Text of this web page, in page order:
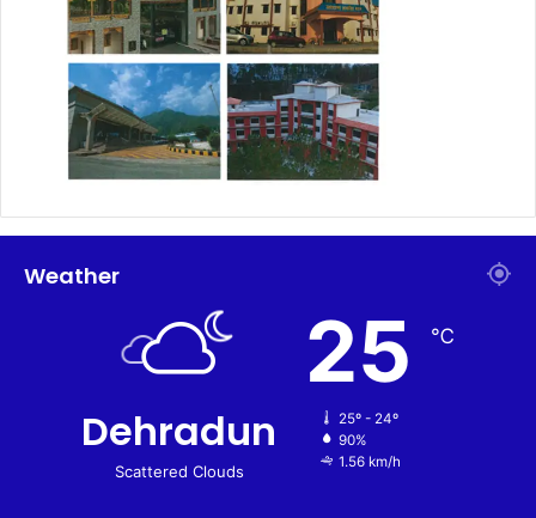
Weather
Dehradun
Scattered Clouds
25 ℃
25º - 24º
90%
1.56 km/h